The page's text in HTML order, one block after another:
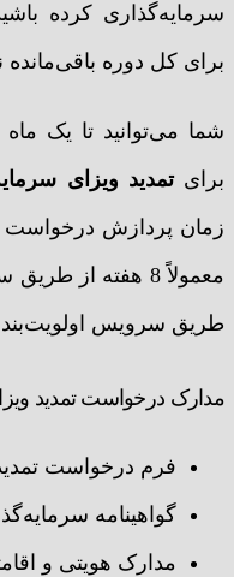
سرمایه‌گذاری کرده
برای کل دوره
شما می‌توانید تا یک
برایتمدید ویزای
طریق سرویس
مدارک درخواست تمدید
فرم درخواست
گواهینامه
مدارک هویتی و